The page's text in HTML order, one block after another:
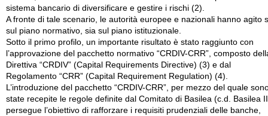
sistema bancario di diversificare e gestire i rischi (2).
A fronte di tale scenario, le autorità europee e nazionali hanno agito
sul piano normativo, sia sul piano istituzionale.
Sotto il primo profilo, un importante risultato è stato raggiunto con
l’approvazione del pacchetto normativo “CRDIV-CRR”, composto
Direttiva “CRDIV” (Capital Requirements Directive) (3) e dal
Regolamento “CRR” (Capital Requirement Regulation) (4).
L’introduzione del pacchetto “CRDIV-CRR”, per mezzo del quale
state recepite le regole definite dal Comitato di Basilea (c.d. Basilea
persegue l’obiettivo di rafforzare i requisiti prudenziali delle banche,